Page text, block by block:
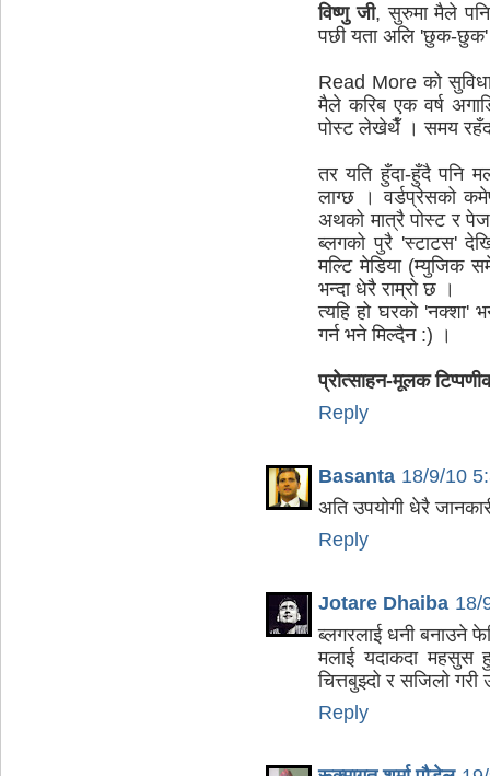
विष्णु जी, सुरुमा मैले
पछी यता अलि 'छुक-छुक'
Read More को
मैले करिब एक वर्ष
पोस्ट लेखेथैँ । समय
तर यति हुँदा-हुँदै पनि
लाग्छ । वर्डप्रेसको
अथको मात्रै पोस्ट र पेज
ब्लगको पुरै 'स्टाटस'
मल्टि मेडिया (म्युजिक
भन्दा धेरै राम्रो छ ।
त्यहि हो घरको 'नक्शा'
गर्न भने मिल्दैन :) ।
प्रोत्साहन-मूलक
Reply
Basanta 18/9/10
अति उपयोगी धेरै
Reply
Jotare Dhaiba 18/
ब्लगरलाई धनी बनाउने
मलाई यदाकदा महसुस
चित्तबुझ्दो र सजिलो
Reply